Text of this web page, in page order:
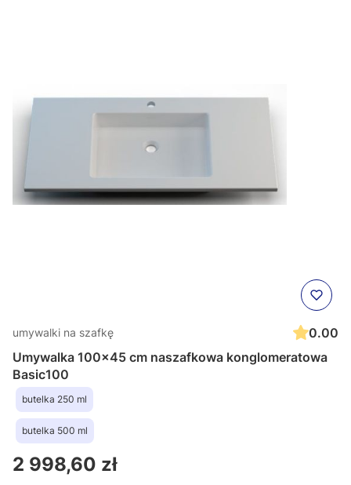
umywalki na szafkę
0.00
Umywalka 100x45 cm naszafkowa konglomeratowa
Basic100
butelka 250 ml
butelka 500 ml
Cena
2 998,60 zł